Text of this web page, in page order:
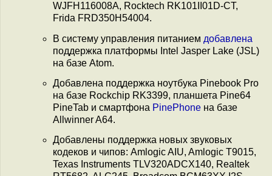
WJFH116008A, Rocktech RK101II01D-CT,
Frida FRD350H54004.
В систему управления питанием добавлена
поддержка платформы Intel Jasper Lake (JSL)
на базе Atom.
Добавлена поддержка ноутбука Pinebook Pro
на базе Rockchip RK3399, планшета Pine64
PineTab и смартфона PinePhone на базе
Allwinner A64.
Добавлены поддержка новых звуковых
кодеков и чипов: Amlogic AIU, Amlogic T9015,
Texas Instruments TLV320ADCX140, Realtek